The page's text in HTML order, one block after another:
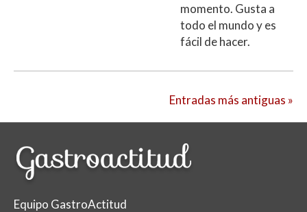
momento. Gusta a
todo el mundo y es
fácil de hacer.
Entradas más antiguas »
Equipo GastroActitud